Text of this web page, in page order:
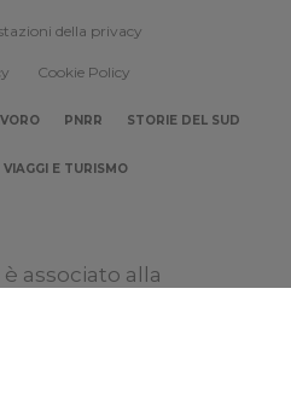
della privacy
Cookie Policy
PNRR STORIE DEL SUD
VIAGGI E TURISMO
associato alla